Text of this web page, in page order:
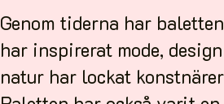
Genom tiderna har
har inspirerat mode,
natur har lockat